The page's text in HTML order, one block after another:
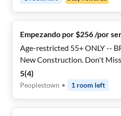
Empezando por $256 /por
Age-restricted 55+ ONLY --
New Construction. Don't
Suites!
5(4)
Peoplestown • 1 room left